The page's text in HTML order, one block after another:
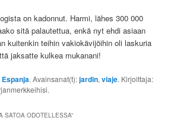
on kadonnut. Harmi, lähes 300 000
sitä palautettua, enkä nyt ehdi asiaan
kuitenkin teihin vakiokävijöihin oli laskuria
jaksatte kulkea mukanani!
. Avainsanat(t):jardin,viaje. Kirjoittaja:
SATOA ODOTELLESSA”